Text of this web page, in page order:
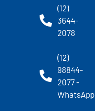
(12)
3644-
2078
(12)
98844-
2077 -
WhatsApp